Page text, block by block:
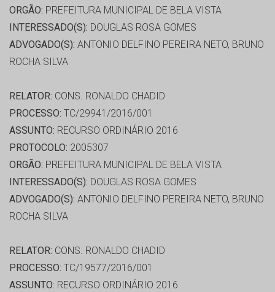
ORGÃO: PREFEITURA MUNICIPAL DE BELA VISTA
INTERESSADO(S): DOUGLAS ROSA GOMES
ADVOGADO(S): ANTONIO DELFINO PEREIRA NETO, BRUNO
ROCHA SILVA
RELATOR: CONS. RONALDO CHADID
PROCESSO: TC/29941/2016/001
ASSUNTO: RECURSO ORDINÁRIO 2016
PROTOCOLO: 2005307
ORGÃO: PREFEITURA MUNICIPAL DE BELA VISTA
INTERESSADO(S): DOUGLAS ROSA GOMES
ADVOGADO(S): ANTONIO DELFINO PEREIRA NETO, BRUNO
ROCHA SILVA
RELATOR: CONS. RONALDO CHADID
PROCESSO: TC/19577/2016/001
ASSUNTO: RECURSO ORDINÁRIO 2016